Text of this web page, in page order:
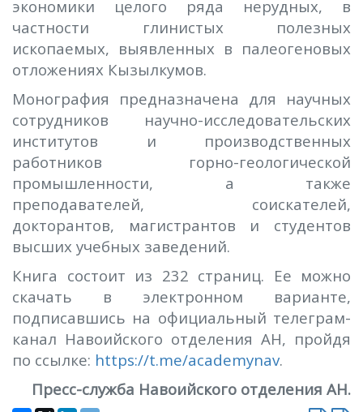
экономики целого ряда нерудных, в
частности глинистых полезных
ископаемых, выявленных в палеогеновых
отложениях Кызылкумов.
Монография предназначена для научных
сотрудников научно-исследовательских
институтов и производственных
работников горно-геологической
промышленности, а также
преподавателей, соискателей,
докторантов, магистрантов и студентов
высших учебных заведений.
Книга состоит из 232 страниц. Ее можно
скачать в электронном варианте,
подписавшись на официальный телеграм-
канал Навоийского отделения АН, пройдя
по ссылке: https://t.me/academynav.
Пресс-служба Навоийского отделения АН.